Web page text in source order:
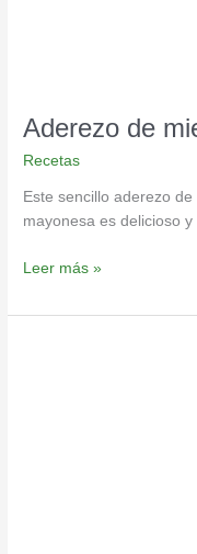
Aderezo de
Recetas
Este sencillo aderezo
mayonesa es delicioso
Leer más »